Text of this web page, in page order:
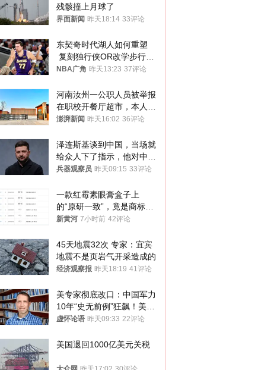
残骸撞上月球了
界面新闻 昨天18:14 33评论
东契奇时代湖人如何重塑
复刻独行侠OR改学步行
者？
NBA广角 昨天13:23 37评论
河南汝州一公职人员被举报
在职校开餐厅超市，本人回
应称“是给别人帮忙”
澎湃新闻 昨天16:02 36评论
泽连斯基谈到中国，当场就
给众人下了指示，他对中国
和中乌关系，显然又有了新
兵器观察员 昨天09:15 33评论
一款红霉素眼膏盒子上
的“原研一致”，竟是商标！
律师：极易误导消费者；网
新黄河 7小时前 42评论
45天地震32次 专家：宜宾
地震不是页岩气开采造成的
经济观察报 昨天18:19 41评论
美专家彻底改口：中国军力
10年“史无前例”狂飙！美军
真慌了
虚怀论语 昨天09:33 22评论
美国退回1000亿美元关税